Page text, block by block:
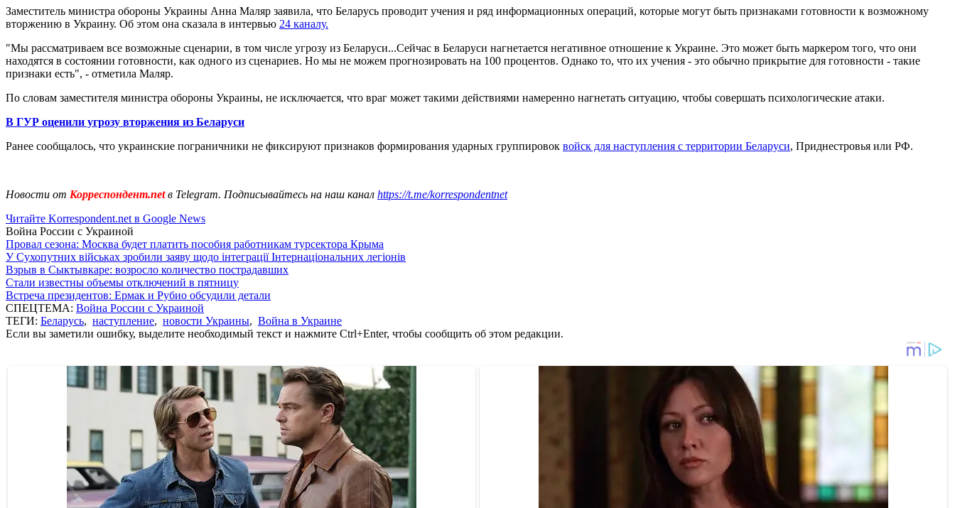
Заместитель министра обороны Украины Анна Маляр заявила, что Беларусь проводит учения и ряд информационных операций, которые могут быть признаками готовности к возможному
вторжению в Украину. Об этом она сказала в интервью 24 каналу.
"Мы рассматриваем все возможные сценарии, в том числе угрозу из Беларуси...Сейчас в Беларуси нагнетается негативное отношение к Украине. Это может быть маркером того, что они
находятся в состоянии готовности, как одного из сценариев. Но мы не можем прогнозировать на 100 процентов. Однако то, что их учения - это обычно прикрытие для готовности - такие
признаки есть", - отметила Маляр.
По словам заместителя министра обороны Украины, не исключается, что враг может такими действиями намеренно нагнетать ситуацию, чтобы совершать психологические атаки.
В ГУР оценили угрозу вторжения из Беларуси
Ранее сообщалось, что украинские пограничники не фиксируют признаков формирования ударных группировок войск для наступления с территории Беларуси, Приднестровья или РФ.
Новости от Корреспондент.netв Telegram. Подписывайтесь на наш канал https://t.me/korrespondentnet
Читайте Korrespondent.net в Google News
Война России с Украиной
Провал сезона: Москва будет платить пособия работникам турсектора Крыма
У Сухопутних військах зробили заяву щодо інтеграції Інтернаціональних легіонів
Взрыв в Сыктывкаре: возросло количество пострадавших
Стали известны объемы отключений в пятницу
Встреча президентов: Ермак и Рубио обсудили детали
СПЕЦТЕМА: Война России с Украиной
ТЕГИ: Беларусь, наступление, новости Украины, Война в Украине
Если вы заметили ошибку, выделите необходимый текст и нажмите Ctrl+Enter, чтобы сообщить об этом редакции.